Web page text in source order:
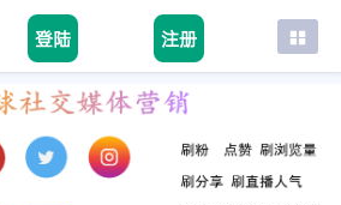
登陆 注册
首页